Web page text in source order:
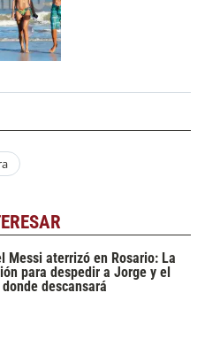
Messi aterrizó en Rosario: La
para despedir a Jorge y el
descansará